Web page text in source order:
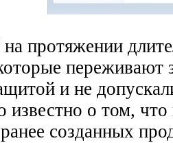
протяжении
и не
известно о том,
созданных